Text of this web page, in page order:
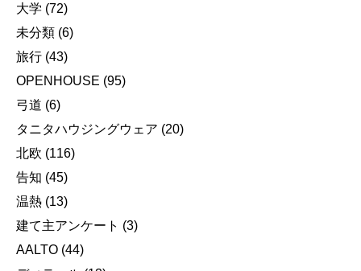
大学 (72)
未分類 (6)
旅行 (43)
OPENHOUSE (95)
弓道 (6)
タニタハウジングウェア (20)
北欧 (116)
告知 (45)
温熱 (13)
建て主アンケート (3)
AALTO (44)